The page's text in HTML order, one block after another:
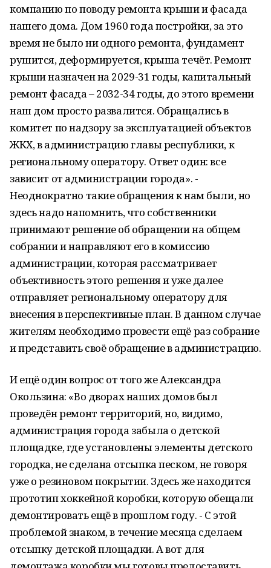
компанию по поводу ремонта крыши и фасада
нашего дома. Дом 1960 года постройки, за это
время не было ни одного ремонта, фундамент
рушится, деформируется, крыша течёт. Ремонт
крыши назначен на 2029-31 годы, капитальный
ремонт фасада – 2032-34 годы, до этого времени
наш дом просто развалится. Обращались в
комитет по надзору за эксплуатацией объектов
ЖКХ, в администрацию главы республики, к
региональному оператору. Ответ один: все
зависит от администрации города». -
Неоднократно такие обращения к нам были, но
здесь надо напомнить, что собственники
принимают решение об обращении на общем
собрании и направляют его в комиссию
администрации, которая рассматривает
объективность этого решения и уже далее
отправляет региональному оператору для
внесения в перспективные план. В данном случае
жителям необходимо провести ещё раз собрание
и представить своё обращение в администрацию.
И ещё один вопрос от того же Александра
Окользина: «Во дворах наших домов был
проведён ремонт территорий, но, видимо,
администрация города забыла о детской
площадке, где установлены элементы детского
городка, не сделана отсыпка песком, не говоря
уже о резиновом покрытии. Здесь же находится
прототип хоккейной коробки, которую обещали
демонтировать ещё в прошлом году. - С этой
проблемой знаком, в течение месяца сделаем
отсыпку детской площадки. А вот для